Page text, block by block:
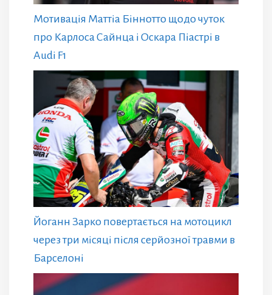
Мотивація Маттіа Біннотто щодо чуток
про Карлоса Сайнца і Оскара Піастрі в
Audi F1
Йоганн Зарко повертається на мотоцикл
через три місяці після серйозної травми в
Барселоні